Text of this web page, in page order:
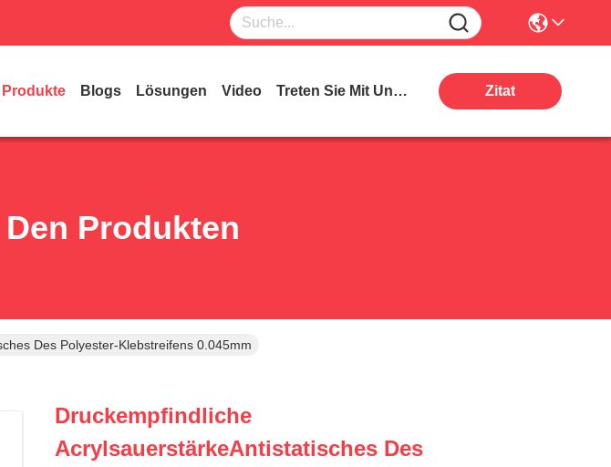
Produkte Blogs Lösungen Video Treten Sie Mit Uns In Verbindung Zitat
Produkten
Des Polyester-Klebstreifens 0.045mm
Druckempfindliche
AcrylsauerstärkeAntistatisches Des